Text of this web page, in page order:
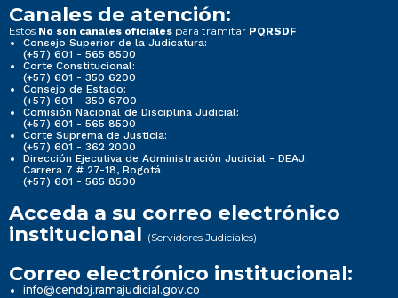
Canales de atención:
Estos No son canales oficiales para tramitar PQRSDF
Consejo Superior de la Judicatura:
(+57) 601 - 565 8500
Corte Constitucional:
(+57) 601 - 350 6200
Consejo de Estado:
(+57) 601 - 350 6700
Comisión Nacional de Disciplina Judicial:
(+57) 601 - 565 8500
Corte Suprema de Justicia:
(+57) 601 - 362 2000
Dirección Ejecutiva de Administración Judicial - DEAJ:
Carrera 7 # 27-18, Bogotá
(+57) 601 - 565 8500
Acceda a su correo electrónico
institucional (Servidores Judiciales)
Correo electrónico institucional:
info@cendoj.ramajudicial.gov.co